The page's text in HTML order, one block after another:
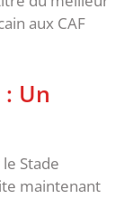
aux CAF
Un
Stade
maintenant